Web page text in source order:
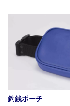
釣銭ポーチ